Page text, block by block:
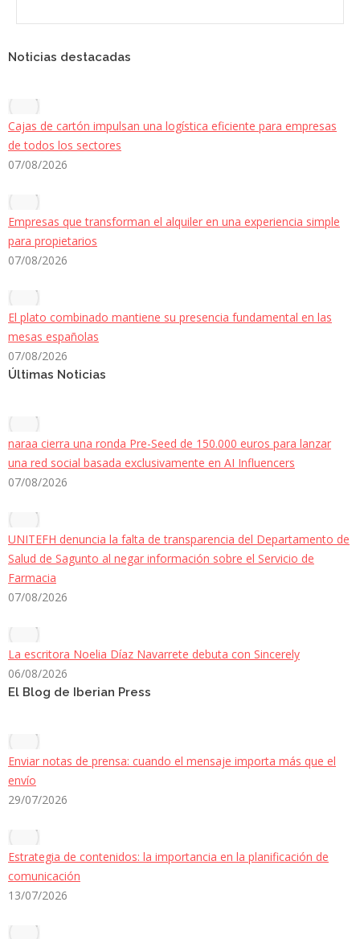
Noticias destacadas
Cajas de cartón impulsan una logística eficiente para empresas
de todos los sectores
07/08/2026
Empresas que transforman el alquiler en una experiencia simple
para propietarios
07/08/2026
El plato combinado mantiene su presencia fundamental en las
mesas españolas
07/08/2026
Últimas Noticias
naraa cierra una ronda Pre-Seed de 150.000 euros para lanzar
una red social basada exclusivamente en AI Influencers
07/08/2026
UNITEFH denuncia la falta de transparencia del Departamento de
Salud de Sagunto al negar información sobre el Servicio de
Farmacia
07/08/2026
La escritora Noelia Díaz Navarrete debuta con Sincerely
06/08/2026
El Blog de Iberian Press
Enviar notas de prensa: cuando el mensaje importa más que el
envío
29/07/2026
Estrategia de contenidos: la importancia en la planificación de
comunicación
13/07/2026